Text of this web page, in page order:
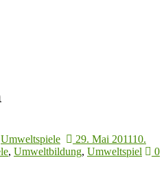
Umweltspiele 29. Mai 201110.
, Umweltbildung, Umweltspiel
0